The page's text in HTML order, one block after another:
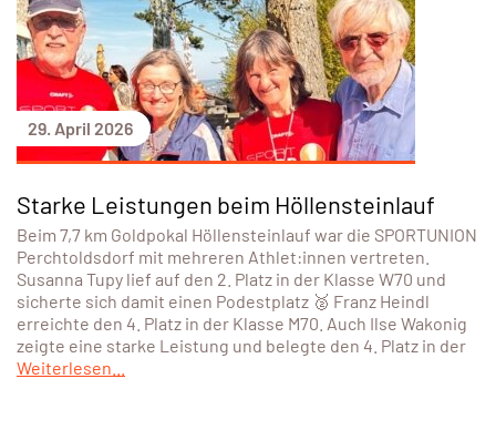
29. April 2026
Starke Leistungen beim Höllensteinlauf
Beim 7,7 km Goldpokal Höllensteinlauf war die SPORTUNION
Perchtoldsdorf mit mehreren Athlet:innen vertreten.
Susanna Tupy lief auf den 2. Platz in der Klasse W70 und
sicherte sich damit einen Podestplatz 🥈 Franz Heindl
erreichte den 4. Platz in der Klasse M70. Auch Ilse Wakonig
zeigte eine starke Leistung und belegte den 4. Platz in der
Weiterlesen...